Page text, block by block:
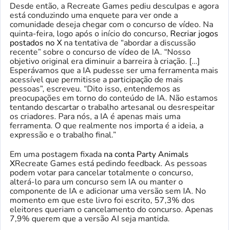
Desde então, a Recreate Games pediu desculpas e agora
está conduzindo uma enquete para ver onde a
comunidade deseja chegar com o concurso de vídeo. Na
quinta-feira, logo após o início do concurso, Recriar jogos
postados no X na tentativa de “abordar a discussão
recente” sobre o concurso de vídeo de IA. “Nosso
objetivo original era diminuir a barreira à criação. […]
Esperávamos que a IA pudesse ser uma ferramenta mais
acessível que permitisse a participação de mais
pessoas”, escreveu. “Dito isso, entendemos as
preocupações em torno do conteúdo de IA. Não estamos
tentando descartar o trabalho artesanal ou desrespeitar
os criadores. Para nós, a IA é apenas mais uma
ferramenta. O que realmente nos importa é a ideia, a
expressão e o trabalho final.”
Em uma postagem fixada na conta Party Animals
XRecreate Games está pedindo feedback. As pessoas
podem votar para cancelar totalmente o concurso,
alterá-lo para um concurso sem IA ou manter o
componente de IA e adicionar uma versão sem IA. No
momento em que este livro foi escrito, 57,3% dos
eleitores queriam o cancelamento do concurso. Apenas
7,9% querem que a versão AI seja mantida.